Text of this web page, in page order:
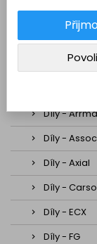
Stavebnice
Auta na
Náhradní díly
Díly - Arrma
Díly -
Díly - Axial
Díly -
Díly - ECX
Díly - FG